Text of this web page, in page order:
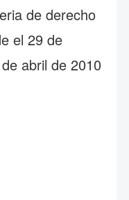
de derecho
el 29 de
abril de 2010